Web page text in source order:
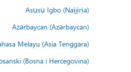
Asụsụ Igbo (Naịjịrịa)
Azərbaycan (Azərbaycan)
Melayu (Asia Tenggara)
(Bosna i Hercegovina)